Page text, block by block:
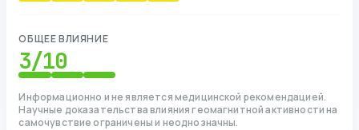
ОБЩЕЕ ВЛИЯНИЕ
3/10
Информационно и не является медицинской рекомендацией.
Научные доказательства влияния геомагнитной активности на
самочувствие ограничены и неоднозначны.